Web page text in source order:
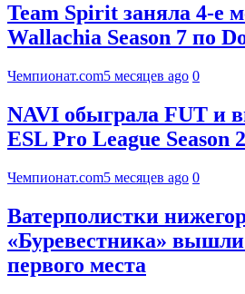
Team Spirit заняла 4-е
Wallachia Season 7 по
Чемпионат.com5 месяцев ago 0
NAVI обыграла FUT и
ESL Pro League Season
Чемпионат.com5 месяцев ago 0
Ватерполистки
«Буревестника»
первого места